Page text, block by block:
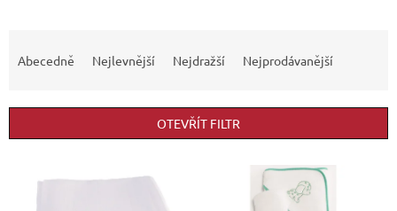
í
Abecedně Nejlevnější Nejdražší Nejprodávanější
OTEVŘÍT FILTR